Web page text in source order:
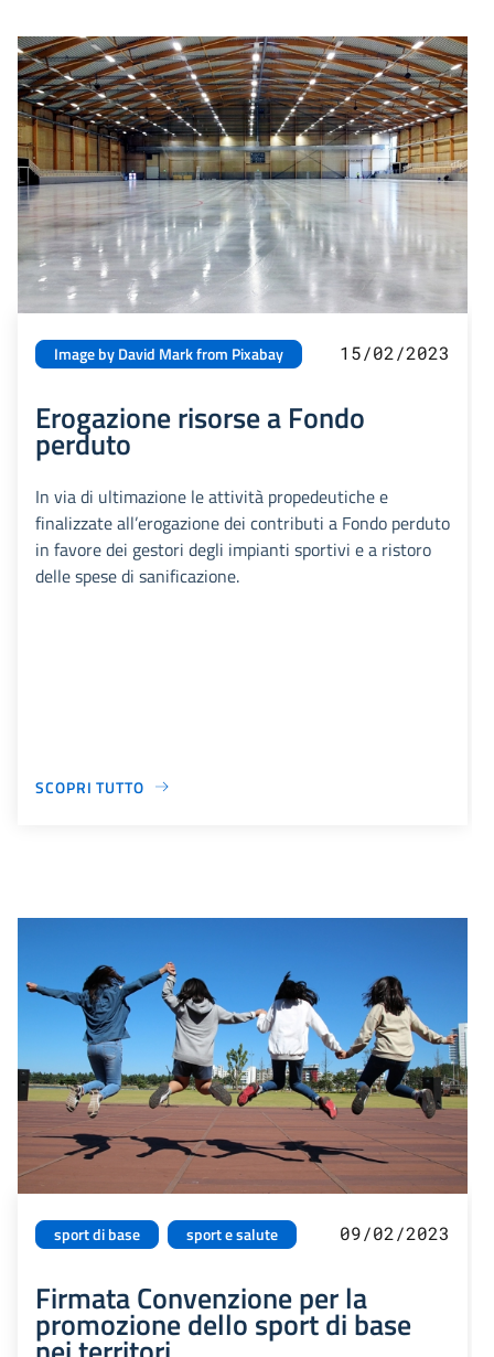
Image by David Mark from Pixabay 15/02/2023
Erogazione risorse a Fondo
perduto
In via di ultimazione le attività propedeutiche e
finalizzate all’erogazione dei contributi a Fondo perduto
in favore dei gestori degli impianti sportivi e a ristoro
delle spese di sanificazione.
SCOPRI TUTTO
sport di base sport e salute 09/02/2023
Firmata Convenzione per la
promozione dello sport di base